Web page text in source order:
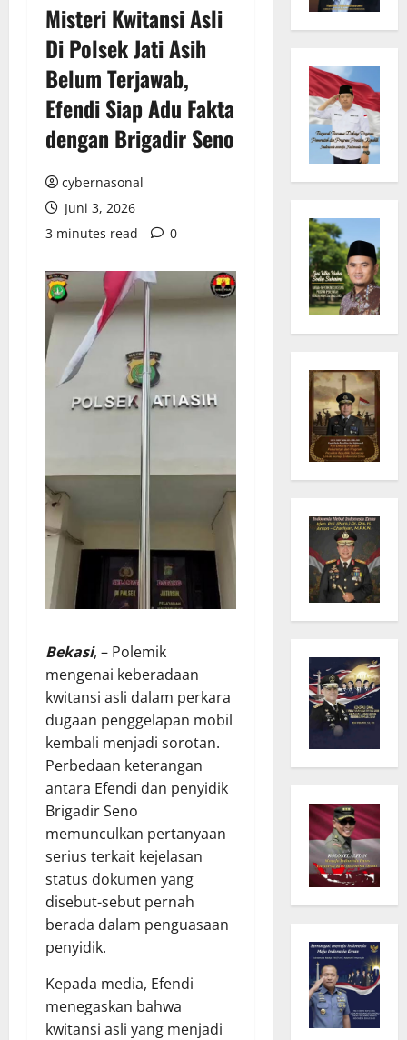
Misteri Kwitansi Asli
Di Polsek Jati Asih
Belum Terjawab,
Efendi Siap Adu Fakta
dengan Brigadir Seno
cybernasonal
Juni 3, 2026
3 minutes read
0
Bekasi, – Polemik
mengenai keberadaan
kwitansi asli dalam perkara
dugaan penggelapan mobil
kembali menjadi sorotan.
Perbedaan keterangan
antara Efendi dan penyidik
Brigadir Seno
memunculkan pertanyaan
serius terkait kejelasan
status dokumen yang
disebut-sebut pernah
berada dalam penguasaan
penyidik.
Kepada media, Efendi
menegaskan bahwa
kwitansi asli yang menjadi